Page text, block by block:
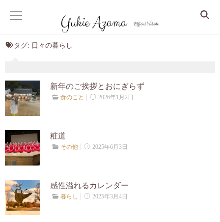
サービス
Dr. Yukie の月いち心良所
心身整えるコンサル
眠りから整う、更年期からの人生デザイン
しなやかな大人の美人マインドセッション
クリスタルアカシックリーディング
タグ: 日々の暮らし
新年のご挨拶とおにぎらず
食のこと 2026年1月2日
粧道
その他 2025年6月3日
感性溢れるカレンダー
暮らし 2025年3月4日